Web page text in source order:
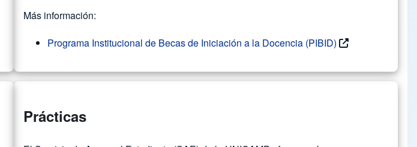
Más información:
Programa Institucional de Becas de Iniciación a la Docencia (PIBID)
Prácticas